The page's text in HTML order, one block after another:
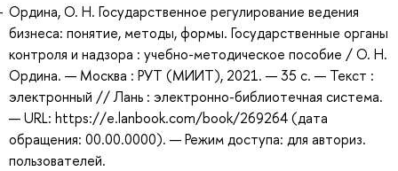
Ордина, О. Н. Государственное регулирование ведения
бизнеса: понятие, методы, формы. Государственные органы
контроля и надзора : учебно-методическое пособие / О. Н.
Ордина. — Москва : РУТ (МИИТ), 2021. — 35 с. — Текст :
электронный // Лань : электронно-библиотечная система.
— URL: https://e.lanbook.com/book/269264 (дата
обращения: 00.00.0000). — Режим доступа: для авториз.
пользователей.